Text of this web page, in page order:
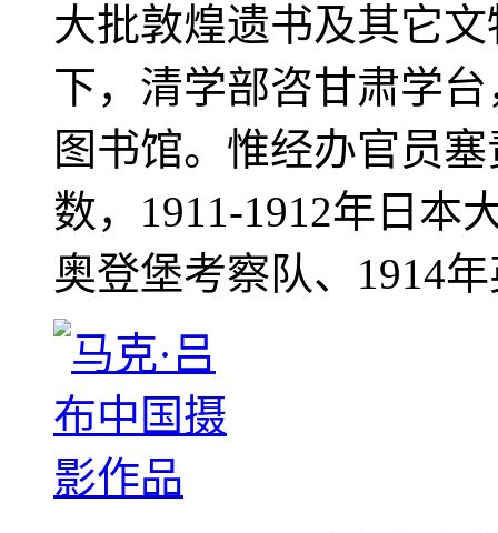
大批敦煌遗书及其它
下，清学部咨甘肃学
图书馆。惟经办官员
数，1911-1912年日本
奥登堡考察队、1914